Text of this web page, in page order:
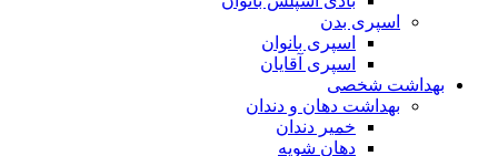
اسپری بدن
اسپری بانوان
اسپری آقایان
بهداشت شخصی
بهداشت دهان و دندان
خمیر دندان
دهان شویه